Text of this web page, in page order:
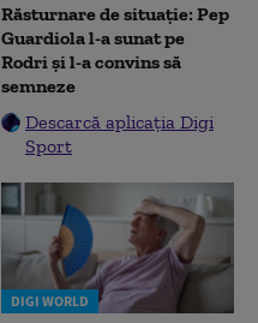
Răsturnare de situație: Pep
Guardiola l-a sunat pe
Rodri și l-a convins să
semneze
Descarcă aplicația Digi
Sport
DIGI WORLD